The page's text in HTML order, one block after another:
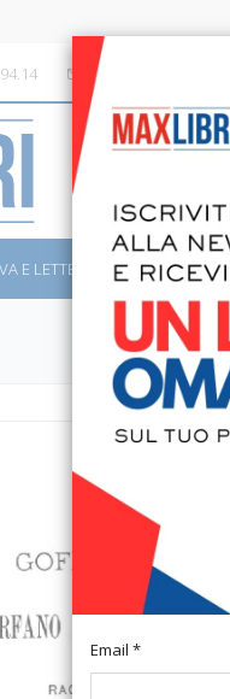
info@maxlibri.it
E LETTERATURA SAGGISTICA
Email *